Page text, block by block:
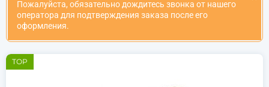
Пожалуйста, обязательно дождитесь звонка от нашего
оператора для подтверждения заказа после его
оформления.
TOP